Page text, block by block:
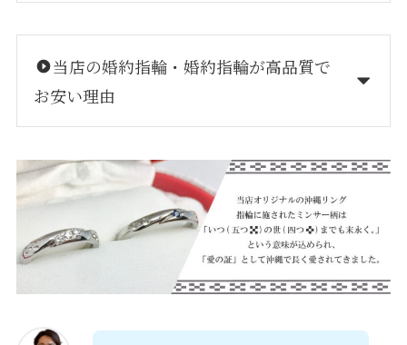
当店の婚約指輪・婚約指輪が高品質で
お安い理由